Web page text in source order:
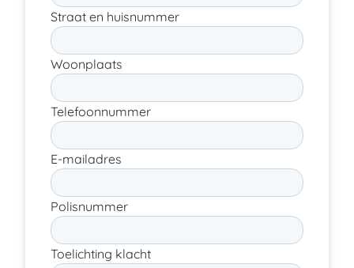
Straat en huisnummer
Woonplaats
Telefoonnummer
E-mailadres
Polisnummer
Toelichting klacht